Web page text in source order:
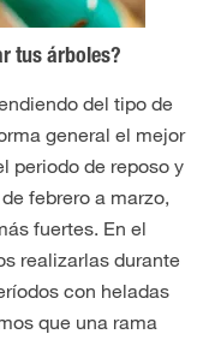
tus árboles?
del tipo de
general el mejor
periodo de reposo y
febrero a marzo,
fuertes. En el
realizarlas durante
con heladas
que una rama